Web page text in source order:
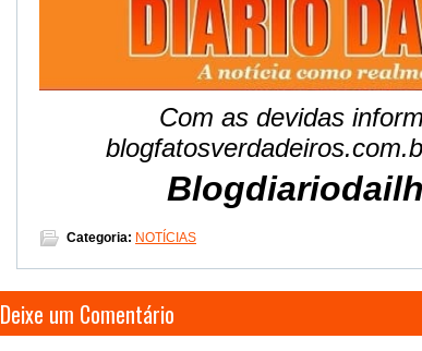
Com as devidas
Categoria: NOTÍCIAS
Deixe um Comentário